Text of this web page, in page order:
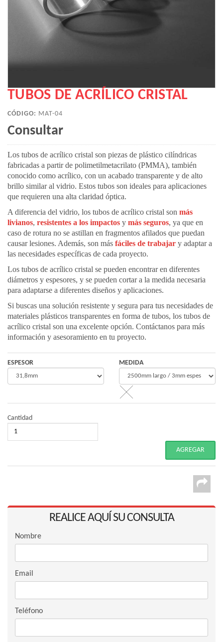
TUBOS DE ACRÍLICO CRISTAL
CÓDIGO: MAT-04
Consultar
Los tubos de acrílico cristal son piezas de plástico cilíndricas
fabricadas a partir de polimetilmetacrilato (PMMA), también
conocido como acrílico, con un acabado transparente y de alto
brillo similar al vidrio. Estos tubos son ideales para aplicaciones
que requieren una alta claridad óptica.
A diferencia del vidrio, los tubos de acrílico cristal son más
livianos, resistentes a los impactos y más seguros, ya que en
caso de rotura no se astillan en fragmentos afilados que puedan
causar lesiones. Además, son más fáciles de trabajar y adaptar a
las necesidades específicas de cada proyecto.
Los tubos de acrílico cristal se pueden encontrar en diferentes
diámetros y espesores, y se pueden cortar a la medida necesaria
para adaptarse a diferentes diseños y aplicaciones.
Si buscas una solución resistente y segura para tus necesidades de
materiales plásticos transparentes en forma de tubos, los tubos de
acrílico cristal son una excelente opción. Contáctanos para más
información y asesoramiento en tu proyecto.
ESPESOR MEDIDA
Cantidad
REALICE AQUÍ SU CONSULTA
Nombre
Email
Teléfono